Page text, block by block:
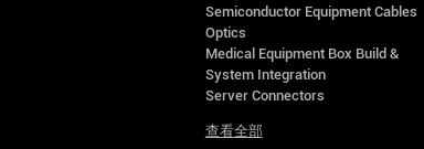
Semiconductor Equipment Cables
Optics
Medical Equipment Box Build &
System Integration
Server Connectors
查看全部